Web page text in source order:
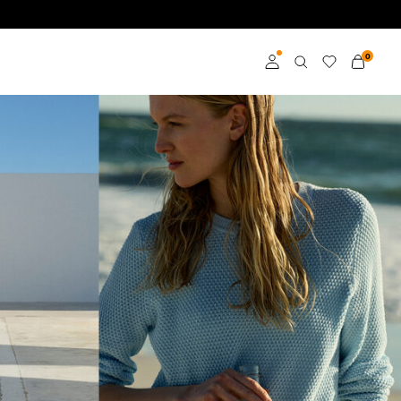
Log ind
Bliv medlem
Få mere at vide om
VILA Club
0